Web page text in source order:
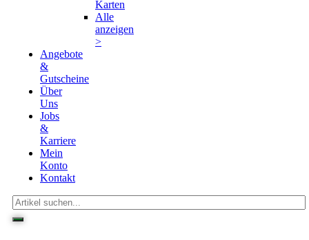
Karten
Alle
anzeigen
>
Angebote
&
Gutscheine
Über
Uns
Jobs
&
Karriere
Mein
Konto
Kontakt